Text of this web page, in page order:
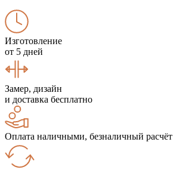
Изготовление
от 5 дней
Замер, дизайн
и доставка бесплатно
Оплата наличными, безналичный расчёт